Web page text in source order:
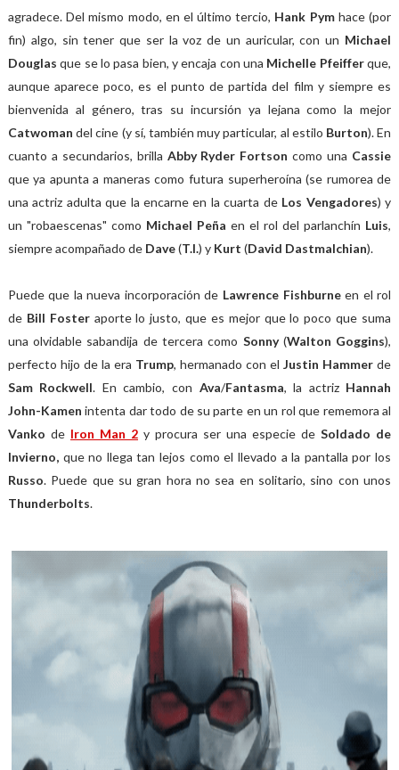
agradece. Del mismo modo, en el último tercio, Hank Pym hace (por
fin) algo, sin tener que ser la voz de un auricular, con un Michael
Douglas que se lo pasa bien, y encaja con una Michelle Pfeifferque,
aunque aparece poco, es el punto de partida del film y siempre es
bienvenida al género, tras su incursión ya lejana como la mejor
Catwomandel cine (y sí, también muy particular, al estilo Burton). En
cuanto a secundarios, brilla Abby Ryder Fortson como una Cassie
que ya apunta a maneras como futura superheroína (se rumorea de
una actriz adulta que la encarne en la cuarta de Los Vengadores) y
un "robaescenas" como Michael Peña en el rol del parlanchín Luis,
siempre acompañado de Dave(T.I.) y Kurt (David Dastmalchian).
Puede que la nueva incorporación de Lawrence Fishburneen el rol
de Bill Fosteraporte lo justo, que es mejor que lo poco que suma
una olvidable sabandija de tercera como Sonny (Walton Goggins),
perfecto hijo de la era Trump, hermanado con elJustin Hammer de
Sam Rockwell. En cambio, con Ava/Fantasma, la actriz Hannah
John-Kamen intenta dar todo de su parte en un rol que rememora al
Vanko de Iron Man 2 y procura ser una especie deSoldado de
Invierno,que no llega tan lejos como el llevado a la pantalla por los
Russo. Puede que su gran hora no sea en solitario, sino con unos
Thunderbolts.